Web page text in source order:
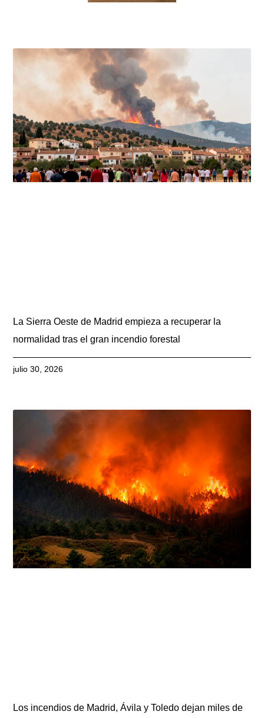
La Sierra Oeste de Madrid empieza a recuperar la
normalidad tras el gran incendio forestal
julio 30, 2026
Los incendios de Madrid, Ávila y Toledo dejan miles de